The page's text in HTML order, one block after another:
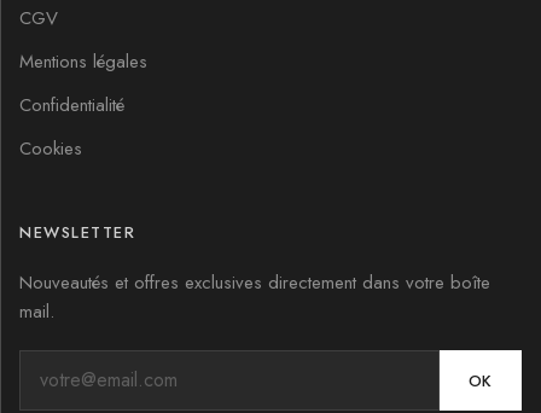
CGV
Mentions légales
Confidentialité
Cookies
NEWSLETTER
Nouveautés et offres exclusives directement dans votre boîte
mail.
OK